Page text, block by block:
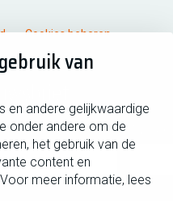
van
en andere gelijkwaardige
onder andere om de
het gebruik van de
content en
meer informatie, lees
Cookies beheren